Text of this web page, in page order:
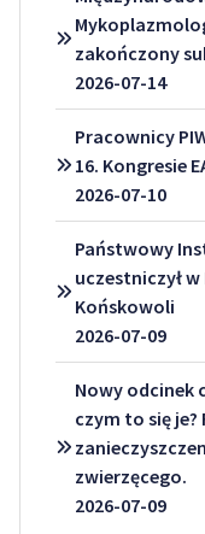
zakończony
2026-07-14
Pracownicy
16. Kongresie
2026-07-10
Państwowy
uczestniczył
Końskowoli
2026-07-09
Nowy odcinek
czym to się
zwierzęcego.
2026-07-09